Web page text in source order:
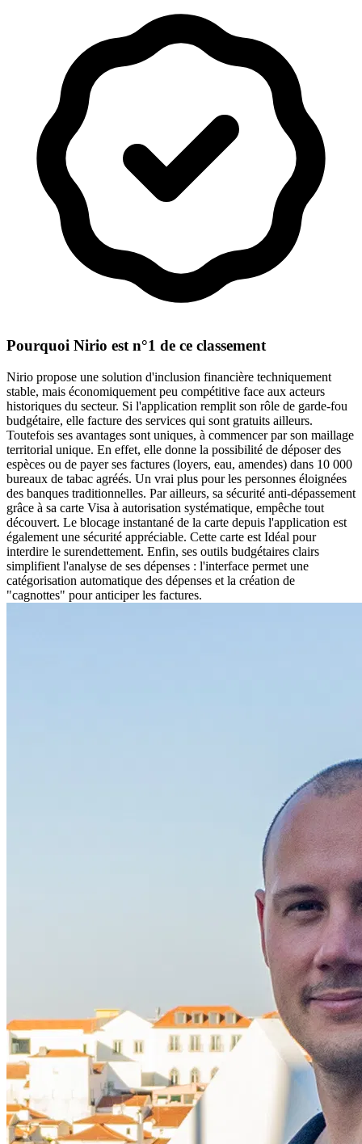
Pourquoi Nirio est n°1 de ce classement
Nirio propose une solution d'inclusion financière techniquement
stable, mais économiquement peu compétitive face aux acteurs
historiques du secteur. Si l'application remplit son rôle de garde-fou
budgétaire, elle facture des services qui sont gratuits ailleurs.
Toutefois ses avantages sont uniques, à commencer par son maillage
territorial unique. En effet, elle donne la possibilité de déposer des
espèces ou de payer ses factures (loyers, eau, amendes) dans 10 000
bureaux de tabac agréés. Un vrai plus pour les personnes éloignées
des banques traditionnelles. Par ailleurs, sa sécurité anti-dépassement
grâce à sa carte Visa à autorisation systématique, empêche tout
découvert. Le blocage instantané de la carte depuis l'application est
également une sécurité appréciable. Cette carte est Idéal pour
interdire le surendettement. Enfin, ses outils budgétaires clairs
simplifient l'analyse de ses dépenses : l'interface permet une
catégorisation automatique des dépenses et la création de
"cagnottes" pour anticiper les factures.